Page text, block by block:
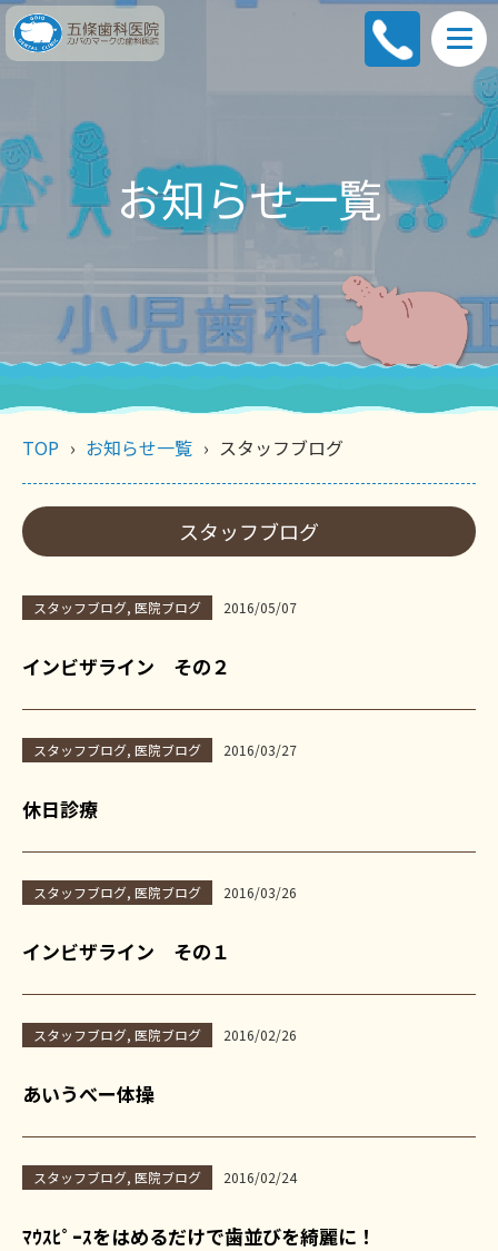
お知らせ一覧
TOP お知らせ一覧 スタッフブログ
スタッフブログ
スタッフブログ, 医院ブログ 2016/05/07
インビザライン その２
スタッフブログ, 医院ブログ 2016/03/27
休日診療
スタッフブログ, 医院ブログ 2016/03/26
インビザライン その１
スタッフブログ, 医院ブログ 2016/02/26
あいうべー体操
スタッフブログ, 医院ブログ 2016/02/24
ﾏｳｽﾋﾟｰｽをはめるだけで歯並びを綺麗に！